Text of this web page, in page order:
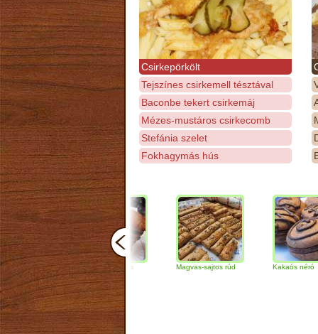
Csirkepörkölt
Tejszínes csirkemell tésztával
Baconbe tekert csirkemáj
Mézes-mustáros csirkecomb
Stefánia szelet
Fokhagymás hús
Csokoládés-diós
szendvics
Magvas-sajtos rúd Kakaós néró